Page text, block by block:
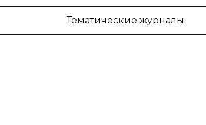
Тематические журналы